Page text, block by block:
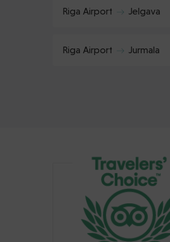
Riga Airport Jelgava
Riga Airport Jurmala